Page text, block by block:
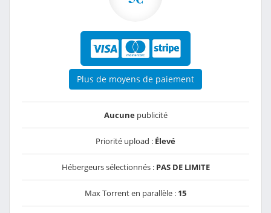
Plus de moyens de paiement
Aucunepublicité
Priorité upload : Élevé
Hébergeurs sélectionnés : PAS DE LIMITE
Max Torrent en parallèle : 15